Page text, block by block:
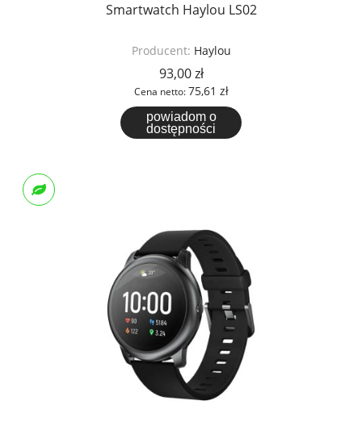
Smartwatch Haylou LS02
Producent: Haylou
93,00 zł
Cena netto:75,61 zł
powiadom o
dostępności